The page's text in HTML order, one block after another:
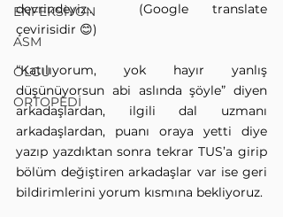
ENFEKSİYON
ASM
OLGU
ORTOPEDİ
devrindeyiz..  (Google translate
çevirisidir 😊)
“Katılıyorum, yok hayır yanlış
düşünüyorsun abi aslında şöyle” diyen
arkadaşlardan, ilgili dal uzmanı
arkadaşlardan, puanı oraya yetti diye
yazıp yazdıktan sonra tekrar TUS’a girip
bölüm değiştiren arkadaşlar var ise geri
bildirimlerini yorum kısmına bekliyoruz.